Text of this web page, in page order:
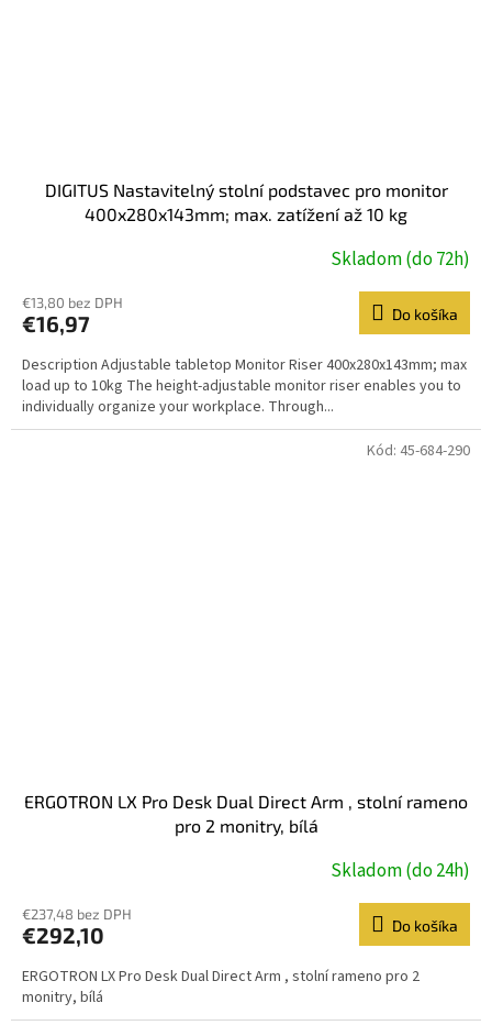
DIGITUS Nastavitelný stolní podstavec pro monitor
400x280x143mm; max. zatížení až 10 kg
Skladom (do 72h)
€13,80 bez DPH
€16,97 Do košíka
Description Adjustable tabletop Monitor Riser 400x280x143mm; max
load up to 10kg The height-adjustable monitor riser enables you to
individually organize your workplace. Through...
ERGOTRON LX Pro Desk Dual Direct Arm , stolní rameno
pro 2 monitry, bílá
Skladom (do 24h)
€237,48 bez DPH
€292,10 Do košíka
ERGOTRON LX Pro Desk Dual Direct Arm , stolní rameno pro 2
monitry, bílá
Kód: 45-684-290